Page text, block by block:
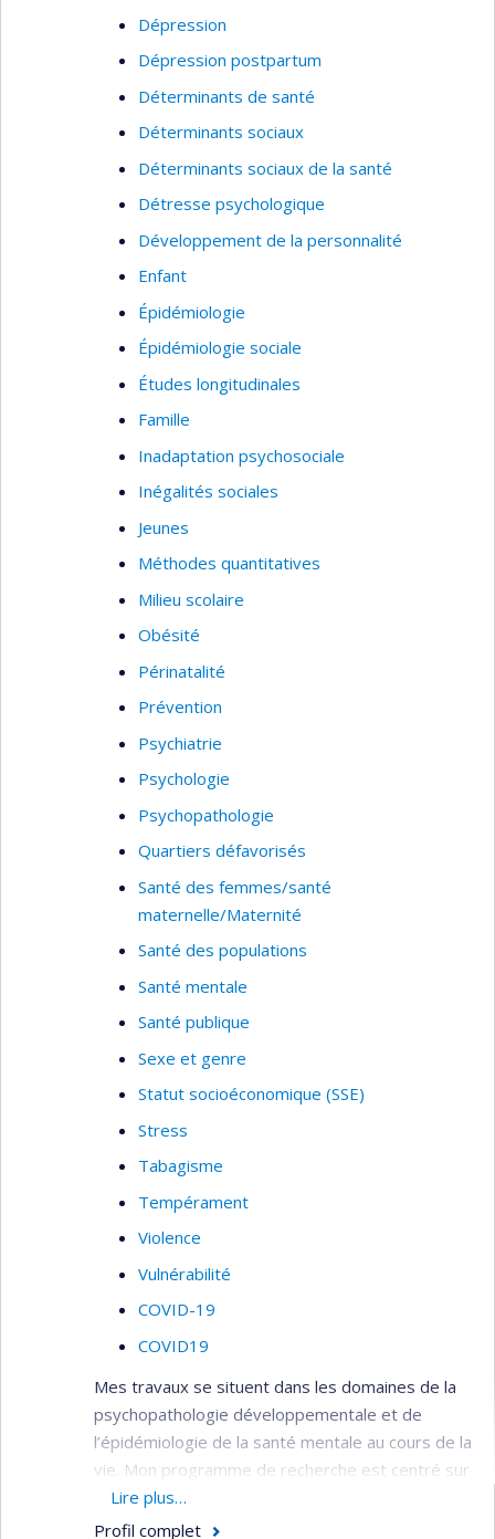
Dépression
Dépression postpartum
Déterminants de santé
Déterminants sociaux
Déterminants sociaux de la santé
Détresse psychologique
Développement de la personnalité
Enfant
Épidémiologie
Épidémiologie sociale
Études longitudinales
Famille
Inadaptation psychosociale
Inégalités sociales
Jeunes
Méthodes quantitatives
Milieu scolaire
Obésité
Périnatalité
Prévention
Psychiatrie
Psychologie
Psychopathologie
Quartiers défavorisés
Santé des femmes/santé
maternelle/Maternité
Santé des populations
Santé mentale
Santé publique
Sexe et genre
Statut socioéconomique (SSE)
Stress
Tabagisme
Tempérament
Violence
Vulnérabilité
COVID-19
COVID19
Mes travaux se situent dans les domaines de la
psychopathologie développementale et de
l’épidémiologie de la santé mentale au cours de la
vie. Mon programme de recherche est centré sur
l’étude de la transmission intergénérationnelle
des facteurs de risque pour les problèmes de
Lire plus…
Profil complet